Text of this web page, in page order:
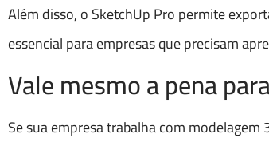
Além disso, o SketchUp Pro permite
essencial para empresas que precisam
Vale mesmo a pena
Se sua empresa trabalha com